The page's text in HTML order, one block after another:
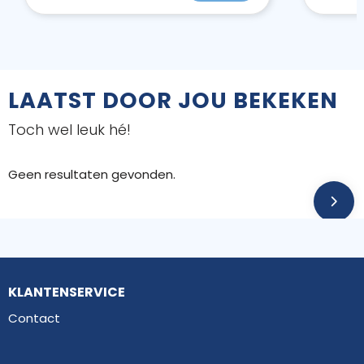
LAATST DOOR JOU BEKEKEN
Toch wel leuk hé!
Geen resultaten gevonden.
KLANTENSERVICE
Contact